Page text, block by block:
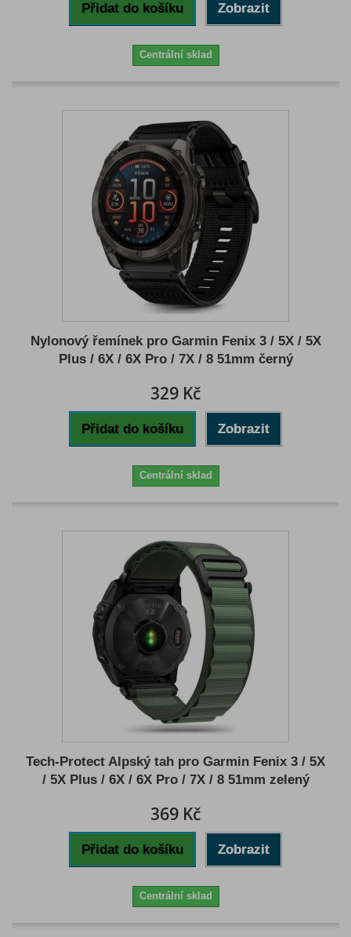
Přidat do košíku Zobrazit
Centrální sklad
Nylonový řemínek pro Garmin Fenix 3 / 5X / 5X
Plus / 6X / 6X Pro / 7X / 8 51mm černý
329 Kč
Přidat do košíku Zobrazit
Centrální sklad
Tech-Protect Alpský tah pro Garmin Fenix 3 / 5X
/ 5X Plus / 6X / 6X Pro / 7X / 8 51mm zelený
369 Kč
Přidat do košíku Zobrazit
Centrální sklad